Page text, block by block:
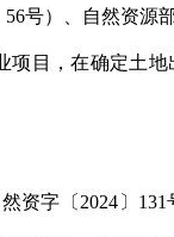
号）、自然资源
项目，在确定土
字〔2024〕